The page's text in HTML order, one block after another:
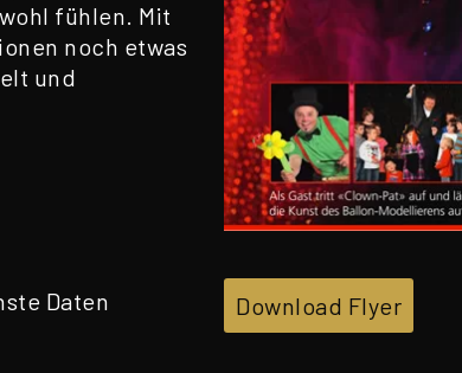
fühlen. Mit
noch etwas
und
Daten
Download Flyer